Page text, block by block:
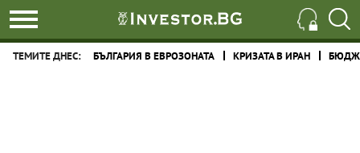
ТЕМИТЕ ДНЕС: БЪЛГАРИЯ В ЕВРОЗОНАТА КРИЗАТА В ИРАН